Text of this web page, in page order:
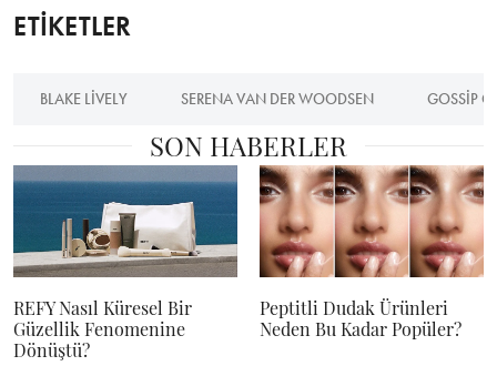
ETİKETLER
BLAKE LIVELY SERENA VAN DER WOODSEN GOSSIP
SON HABERLER
REFY Nasıl Küresel Bir
Güzellik Fenomenine
Dönüştü?
Peptitli Dudak Ürünleri
Neden Bu Kadar Popüler?